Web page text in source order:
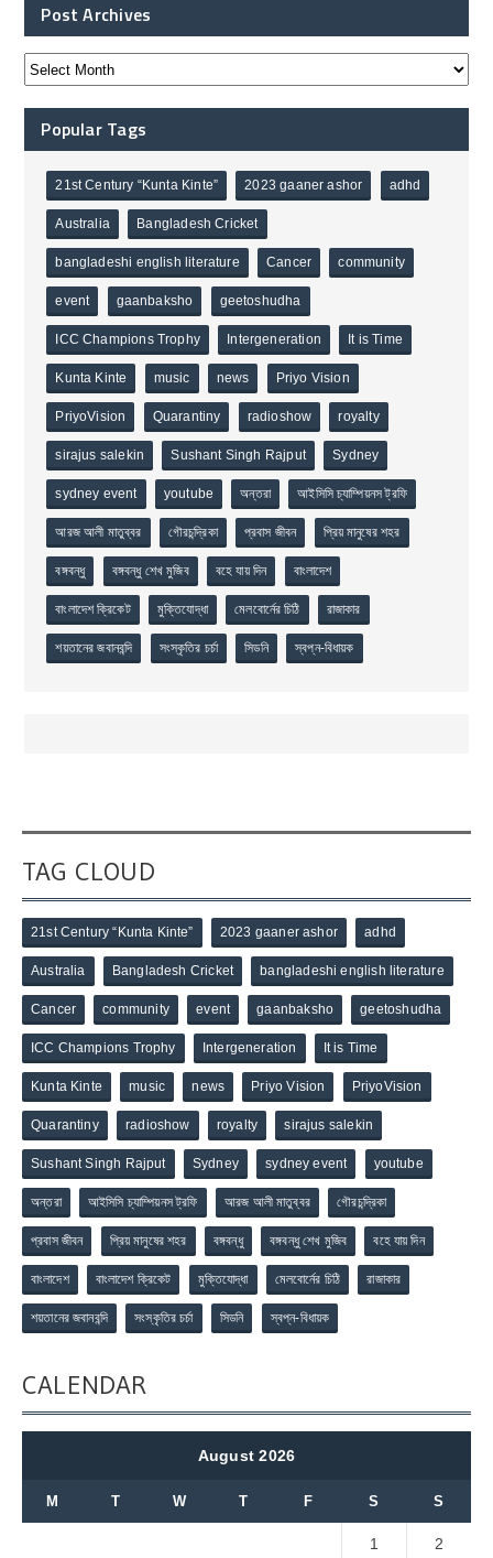
Post Archives
Popular Tags
21st Century “Kunta Kinte” 2023 gaaner ashor adhd
Australia Bangladesh Cricket
bangladeshi english literature Cancer community
event gaanbaksho geetoshudha
ICC Champions Trophy Intergeneration It is Time
Kunta Kinte music news Priyo Vision
PriyoVision Quarantiny radioshow royalty
sirajus salekin Sushant Singh Rajput Sydney
sydney event youtube অন্তরা আইসিসি চ্যাম্পিয়নস ট্রফি
আরজ আলী মাতুব্বর গৌরচন্দ্রিকা প্রবাস জীবন প্রিয় মানুষের শহর
বঙ্গবন্ধু বঙ্গবন্ধু শেখ মুজিব বহে যায় দিন বাংলাদেশ
বাংলাদেশ ক্রিকেট মুক্তিযোদ্ধা মেলবোর্নের চিঠি রাজাকার
শয়তানের জবানবন্দি সংস্কৃতির চর্চা সিডনি স্বপ্ন-বিধায়ক
TAG CLOUD
21st Century “Kunta Kinte” 2023 gaaner ashor adhd
Australia Bangladesh Cricket bangladeshi english literature
Cancer community event gaanbaksho geetoshudha
ICC Champions Trophy Intergeneration It is Time
Kunta Kinte music news Priyo Vision PriyoVision
Quarantiny radioshow royalty sirajus salekin
Sushant Singh Rajput Sydney sydney event youtube
অন্তরা আইসিসি চ্যাম্পিয়নস ট্রফি আরজ আলী মাতুব্বর গৌরচন্দ্রিকা
প্রবাস জীবন প্রিয় মানুষের শহর বঙ্গবন্ধু বঙ্গবন্ধু শেখ মুজিব বহে যায় দিন
বাংলাদেশ বাংলাদেশ ক্রিকেট মুক্তিযোদ্ধা মেলবোর্নের চিঠি রাজাকার
শয়তানের জবানবন্দি সংস্কৃতির চর্চা সিডনি স্বপ্ন-বিধায়ক
CALENDAR
August 2026
M T W T F S S
1 2